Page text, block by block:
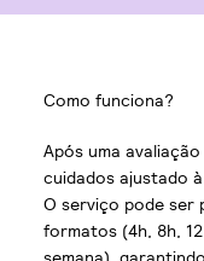
Como funciona?
Após uma
cuidados ajustado
O serviço pode ser
formatos (4h, 8h,